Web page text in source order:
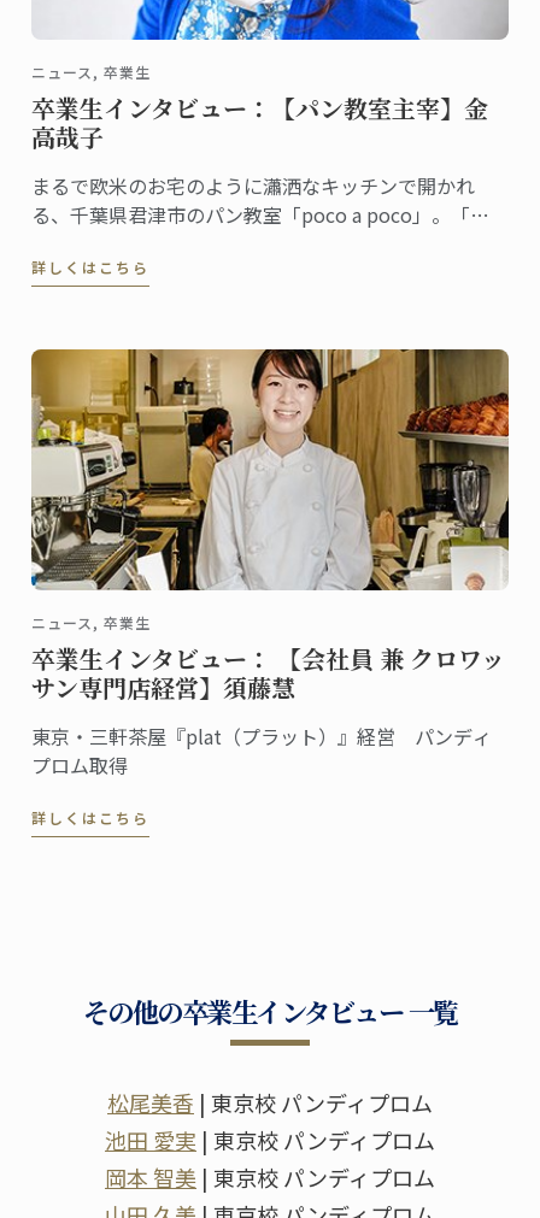
ニュース, 卒業生
卒業生インタビュー：【パン教室主宰】金
高哉子
まるで欧米のお宅のように瀟洒なキッチンで開かれ
る、千葉県君津市のパン教室「poco a poco」。「家
に毎月30人以上が参加するという人気の教室です。
詳しくはこちら
ニュース, 卒業生
卒業生インタビュー： 【会社員 兼 クロワッ
サン専門店経営】須藤慧
東京・三軒茶屋『plat（プラット）』経営 パンディ
プロム取得
詳しくはこちら
その他の卒業生インタビュー 一覧
松尾美香 | 東京校 パンディプロム
池田 愛実 | 東京校 パンディプロム
岡本 智美 | 東京校 パンディプロム